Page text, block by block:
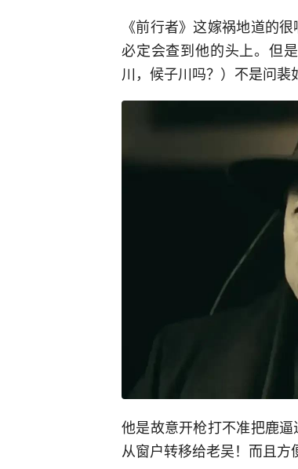
《前行者》这嫁祸地道的
必定会查到他的头上。但
川，候子川吗？）不是问裴
他是故意开枪打不准把鹿
从窗户转移给老吴！而且方